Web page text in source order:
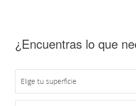
¿Encuentras lo que
Elige tu superficie